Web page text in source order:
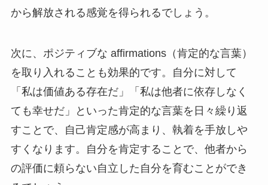
から解放される感覚を得られるでしょう。
次に、ポジティブな affirmations（肯定的な言葉）
を取り入れることも効果的です。自分に対して
「私は価値ある存在だ」「私は他者に依存しなく
ても幸せだ」といった肯定的な言葉を日々繰り返
すことで、自己肯定感が高まり、執着を手放しや
すくなります。自分を肯定することで、他者から
の評価に頼らない自立した自分を育むことができ